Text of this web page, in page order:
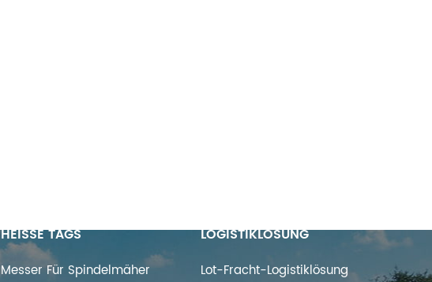
HEISSE TAGS
Messer Für Spindelmäher
LOGISTIKLÖSUNG
Lot-Fracht-Logistiklösung